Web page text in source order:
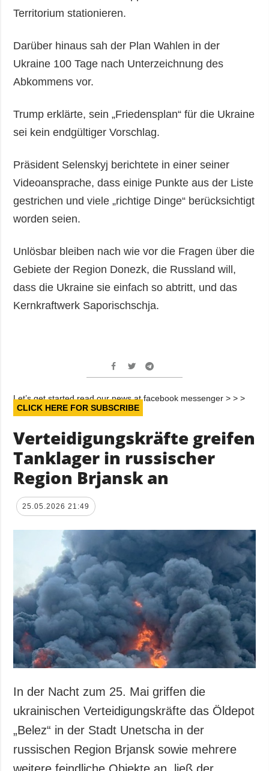
Territorium stationieren.
Darüber hinaus sah der Plan Wahlen in der
Ukraine 100 Tage nach Unterzeichnung des
Abkommens vor.
Trump erklärte, sein „Friedensplan“ für die Ukraine
sei kein endgültiger Vorschlag.
Präsident Selenskyj berichtete in einer seiner
Videoansprache, dass einige Punkte aus der Liste
gestrichen und viele „richtige Dinge“ berücksichtigt
worden seien.
Unlösbar bleiben nach wie vor die Fragen über die
Gebiete der Region Donezk, die Russland will,
dass die Ukraine sie einfach so abtritt, und das
Kernkraftwerk Saporischschja.
Let’s get started read our news at facebook messenger > > >
CLICK HERE FOR SUBSCRIBE
Verteidigungskräfte greifen
Tanklager in russischer
Region Brjansk an
25.05.2026 21:49
In der Nacht zum 25. Mai griffen die
ukrainischen Verteidigungskräfte das Öldepot
„Belez“ in der Stadt Unetscha in der
russischen Region Brjansk sowie mehrere